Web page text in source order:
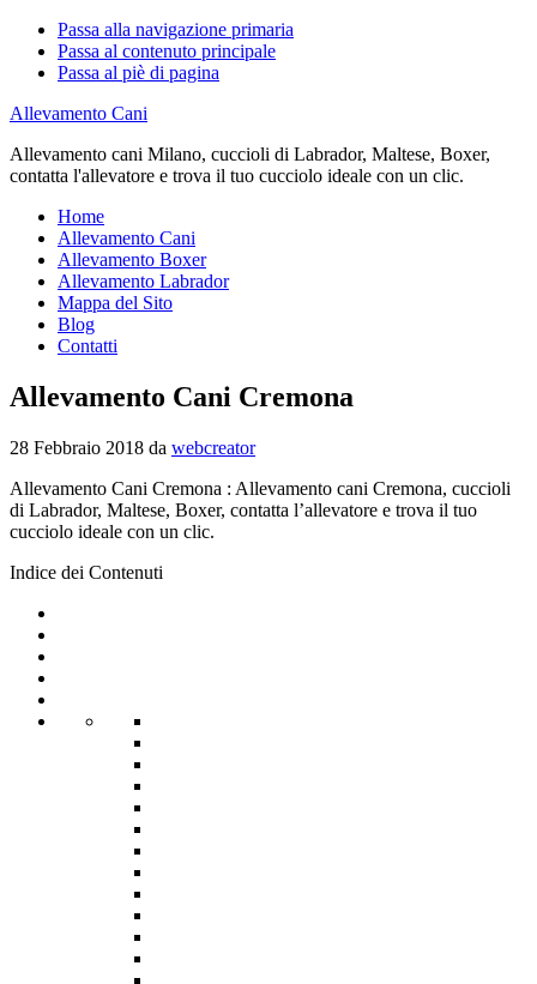
Passa alla navigazione primaria
Passa al contenuto principale
Passa al piè di pagina
Allevamento Cani
Allevamento cani Milano, cuccioli di Labrador, Maltese, Boxer,
contatta l'allevatore e trova il tuo cucciolo ideale con un clic.
Home
Allevamento Cani
Allevamento Boxer
Allevamento Labrador
Mappa del Sito
Blog
Contatti
Allevamento Cani Cremona
28 Febbraio 2018 da webcreator
Allevamento Cani Cremona : Allevamento cani Cremona, cuccioli
di Labrador, Maltese, Boxer, contatta l’allevatore e trova il tuo
cucciolo ideale con un clic.
Indice dei Contenuti